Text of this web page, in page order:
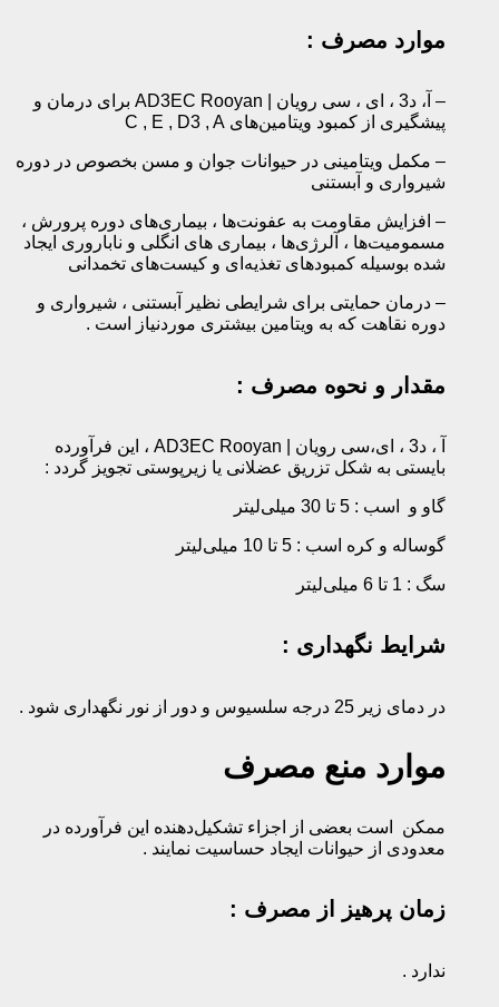
موارد مصرف :
– آ، د3 ، ای ، سی رویان | AD3EC Rooyan برای درمان و
پیشگیری از کمبود ویتامین‌های C , E , D3 , A
– مکمل ویتامینی در حیوانات جوان و مسن بخصوص در دوره
شیرواری و آبستنی
– افزایش مقاومت به عفونت‌ها ، بیماری‌های دوره پرورش ،
مسمومیت‌ها ، آلرژی‌ها ، بیماری های انگلی و ناباروری ایجاد
شده بوسیله کمبودهای تغذیه‌ای و کیست‌های تخمدانی
– درمان حمایتی برای شرایطی نظیر آبستنی ، شیرواری و
دوره نقاهت که به ویتامین بیشتری موردنیاز است .
مقدار و نحوه مصرف :
آ ، د3 ، ای،سی رویان | AD3EC Rooyan ، این فرآورده
بایستی به شکل تزریق عضلانی یا زیرپوستی تجویز گردد :‌
گاو و اسب : 5 تا 30 میلی‌لیتر
گوساله و کره اسب : 5 تا 10 میلی‌لیتر
سگ : 1 تا 6 میلی‌لیتر
شرایط نگهداری :
در دمای زیر 25 درجه سلسیوس و دور از نور نگهداری شود .
موارد منع مصرف
ممکن است بعضی از اجزاء تشکیل‌دهنده این فرآورده در
معدودی از حیوانات ایجاد حساسیت نمایند .
زمان پرهیز از مصرف :
ندارد .